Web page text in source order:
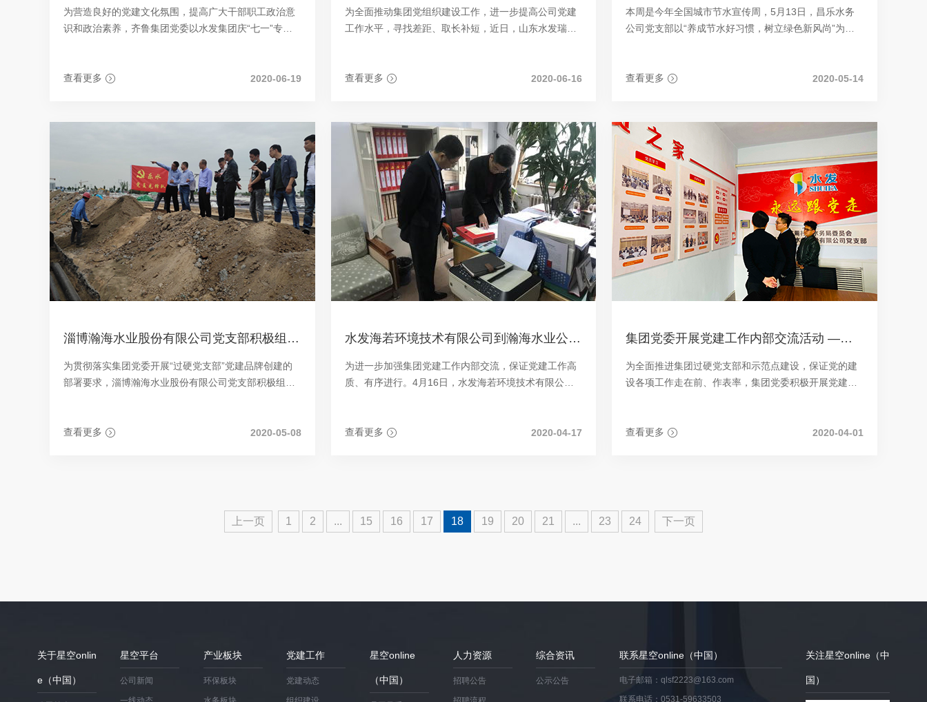
为营造良好的党建文化氛围，提高广大干部职工政治意
识和政治素养，齐鲁集团党委以水发集团庆“七一”专项
月16日举行的全员答题活动中，取得了优异成绩，前10
查看更多 2020-06-19
为全面推动集团党组织建设工作，进一步提高公司党建
工作水平，寻找差距、取长补短，近日，山东水发瑞乾
查看更多
2020-06-16
本周是今年全国城市节水宣传周，5月13日，昌乐水务
公司党支部以“养成节水好习惯，树立绿色新风尚”为主
查看更多 2020-05-14
淄博瀚海水业股份有限公司党支部积极组织开展“乐水”党建品牌创建活动
为贯彻落实集团党委开展“过硬党支部”党建品牌创建的
部署要求，淄博瀚海水业股份有限公司党支部积极组织
查看更多 2020-05-08
水发海若环境技术有限公司到瀚海水业公司进行党建工作学习交流
为进一步加强集团党建工作内部交流，保证党建工作高
质、有序进行。4月16日，水发海若环境技术有限公司
查看更多 2020-04-17
集团党委开展党建工作内部交流活动 ——水发瑞乾公司到瀚海水业公司进行党建工作交流
为全面推进集团过硬党支部和示范点建设，保证党的建
设各项工作走在前、作表率，集团党委积极开展党建工
查看更多
2020-04-01
上一页 1 2 ... 15 16 17 18 19 20 21 ... 23 24 下一页
关于星空onlin
e（中国）
星空平台
公司新闻
产业板块
环保板块
党建工作
党建动态
星空online
（中国）
人力资源
招聘公告
综合资讯
公示公告
联系星空online（中国）
电子邮箱：qlsf2223@163.com
联系电话：0531-59633503
关注星空online（中
国）